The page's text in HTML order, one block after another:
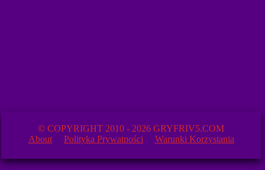
© COPYRIGHT 2010 - 2026 GRYFRIV5.COM
About
Polityka Prywatności Warunki Korzystania